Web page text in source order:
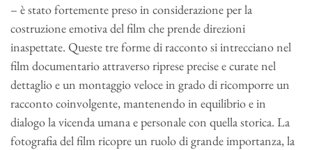
– è stato fortemente preso in considerazione per la
costruzione emotiva del film che prende direzioni
inaspettate. Queste tre forme di racconto si intrecciano nel
film documentario attraverso riprese precise e curate nel
dettaglio e un montaggio veloce in grado di ricomporre un
racconto coinvolgente, mantenendo in equilibrio e in
dialogo la vicenda umana e personale con quella storica. La
fotografia del film ricopre un ruolo di grande importanza, la